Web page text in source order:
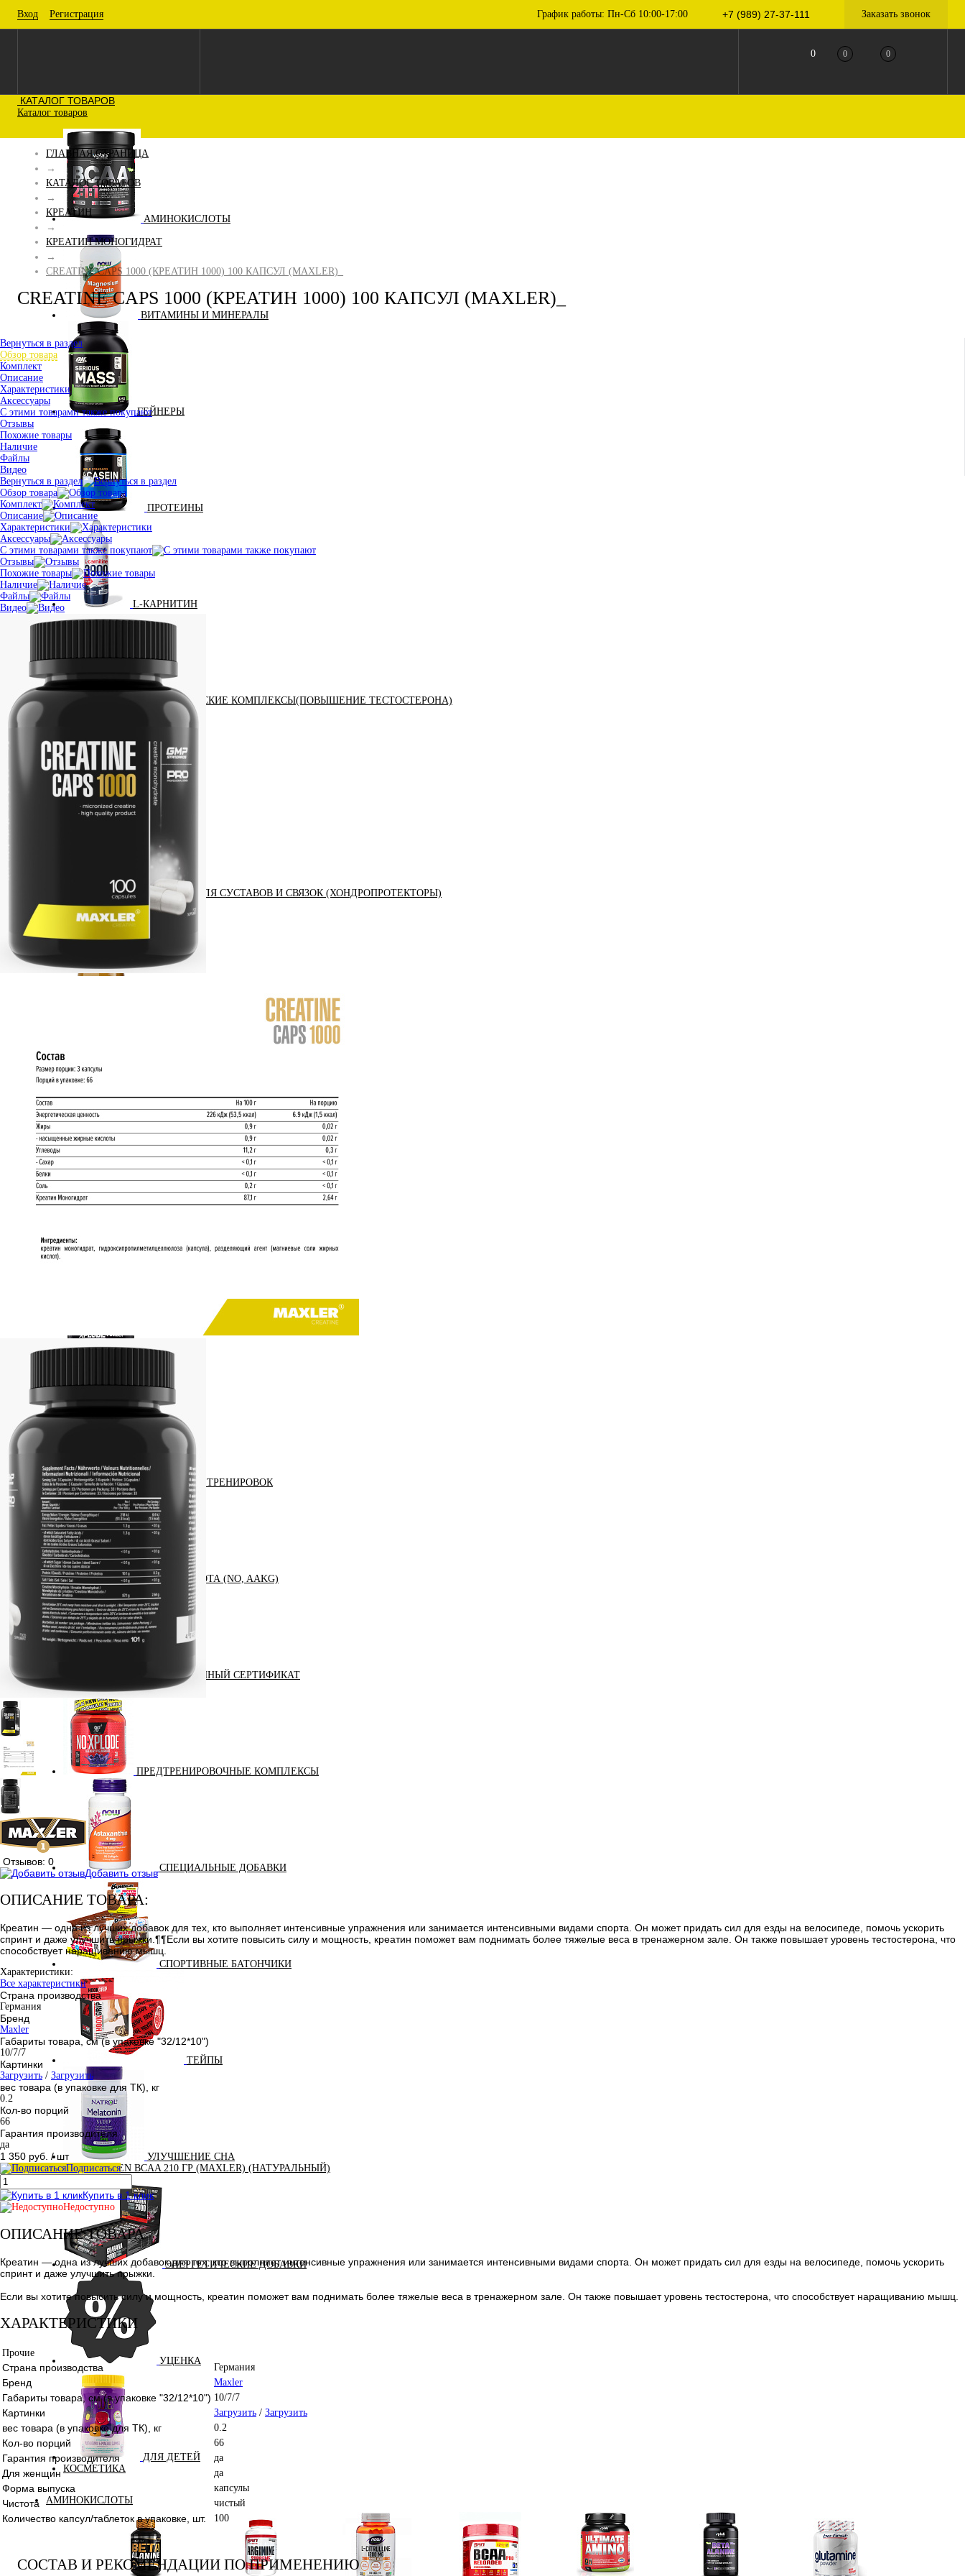
Вход Регистрация График работы: Пн-Сб 10:00-17:00 +7 (989) 27-37-111 Заказать звонок
0 0 0
КАТАЛОГ ТОВАРОВ
Каталог товаров
АМИНОКИСЛОТЫ
ВИТАМИНЫ И МИНЕРАЛЫ
ГЕЙНЕРЫ
ПРОТЕИНЫ
L-КАРНИТИН
АНАБОЛИЧЕСКИЕ КОМПЛЕКСЫ(ПОВЫШЕНИЕ ТЕСТОСТЕРОНА)
АКСЕССУАРЫ
ДОБАВКИ ДЛЯ СУСТАВОВ И СВЯЗОК (ХОНДРОПРОТЕКТОРЫ)
ЗМА (ZMA)
KETO
ОДЕЖДА ДЛЯ ТРЕНИРОВОК
ОКСИД АЗОТА (NO, AAKG)
ПОДАРОЧНЫЙ СЕРТИФИКАТ
ПРЕДТРЕНИРОВОЧНЫЕ КОМПЛЕКСЫ
СПЕЦИАЛЬНЫЕ ДОБАВКИ
СПОРТИВНЫЕ БАТОНЧИКИ
ТЕЙПЫ
УЛУЧШЕНИЕ СНА
100% GOLDEN BCAA 210 ГР (MAXLER) (НАТУРАЛЬНЫЙ)
ЭНЕРГЕТИЧЕСКИЕ ДОБАВКИ
УЦЕНКА
ДЛЯ ДЕТЕЙ
КОСМЕТИКА
АМИНОКИСЛОТЫ
ГЛАВНАЯ СТРАНИЦА
→
КАТАЛОГ ТОВАРОВ
→
КРЕАТИН
→
КРЕАТИН МОНОГИДРАТ
→
CREATINE CAPS 1000 (КРЕАТИН 1000) 100 КАПСУЛ (MAXLER)_
CREATINE CAPS 1000 (КРЕАТИН 1000) 100 КАПСУЛ (MAXLER)_
Вернуться в раздел
Обзор товара
Комплект
Описание
Характеристики
Аксессуары
С этими товарами также покупают
Отзывы
Похожие товары
Наличие
Файлы
Видео
Вернуться в раздел
Обзор товара
Комплект
Описание
Характеристики
Аксессуары
С этими товарами также покупают
Отзывы
Похожие товары
Наличие
Файлы
Видео
Отзывов: 0
Добавить отзыв
ОПИСАНИЕ ТОВАРА:
Креатин — одна из лучших добавок для тех, кто выполняет интенсивные упражнения или занимается интенсивными видами спорта. Он может придать сил для езды на велосипеде, помочь ускорить
спринт и даже улучшить прыжки.¶¶Если вы хотите повысить силу и мощность, креатин поможет вам поднимать более тяжелые веса в тренажерном зале. Он также повышает уровень тестостерона, что
способствует наращиванию мышц.
Характеристики:
Все характеристики
Страна производства
Германия
Бренд
Maxler
Габариты товара, см (в упаковке "32/12*10")
10/7/7
Картинки
Загрузить / Загрузить
вес товара (в упаковке для ТК), кг
0.2
Кол-во порций
66
Гарантия производителя
да
1 350 руб. / шт
Подписаться
Купить в 1 клик
Недоступно
ОПИСАНИЕ ТОВАРА
Креатин — одна из лучших добавок для тех, кто выполняет интенсивные упражнения или занимается интенсивными видами спорта. Он может придать сил для езды на велосипеде, помочь ускорить
спринт и даже улучшить прыжки.
Если вы хотите повысить силу и мощность, креатин поможет вам поднимать более тяжелые веса в тренажерном зале. Он также повышает уровень тестостерона, что способствует наращиванию мышц.
ХАРАКТЕРИСТИКИ
Прочие
Страна производства Германия
Бренд Maxler
Габариты товара, см (в упаковке "32/12*10") 10/7/7
Картинки Загрузить / Загрузить
вес товара (в упаковке для ТК), кг 0.2
Кол-во порций 66
Гарантия производителя да
Для женщин да
Форма выпуска капсулы
Чистота чистый
Количество капсул/таблеток в упаковке, шт. 100
СОСТАВ И РЕКОМЕНДАЦИИ ПО ПРИМЕНЕНИЮ